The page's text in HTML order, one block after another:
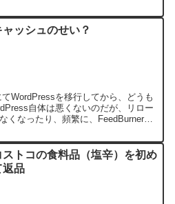
ャッシュのせい？
WordPressを移行してから、どうも
自体は悪くないのだが、リロー
くなったり、頻繁に、FeedBurnerか
ストコの食料品（塩辛）を初め
返品